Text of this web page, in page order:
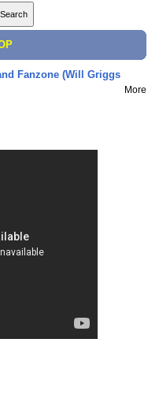
Fanzone (Will Griggs
More